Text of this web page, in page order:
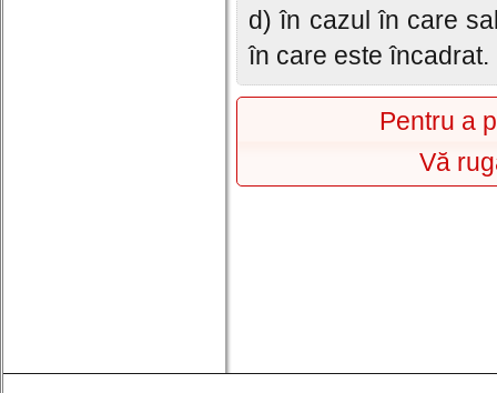
d) în cazul în care
în care este încadrat.
Pentru a
Vă